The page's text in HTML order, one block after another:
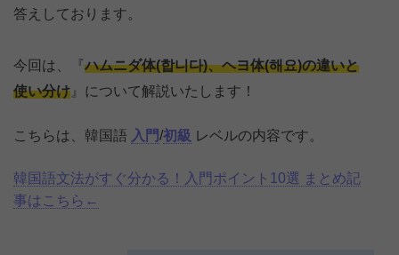
答えしております。
今回は、『ハムニダ体(합니다)、ヘヨ体(해요)の違いと
使い分け 』について解説いたします！
こちらは、韓国語 入門/初級 レベルの内容です。
韓国語文法がすぐ分かる！入門ポイント10選 まとめ記
事はこちら←